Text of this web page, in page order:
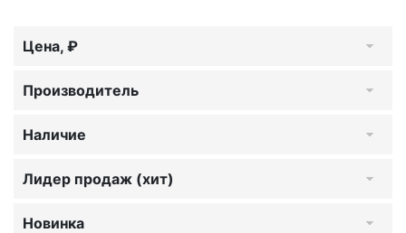
Цена, ₽
Производитель
Наличие
Лидер продаж (хит)
Новинка